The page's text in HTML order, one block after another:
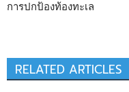
การปกป้องท้องทะเล
RELATED ARTICLES